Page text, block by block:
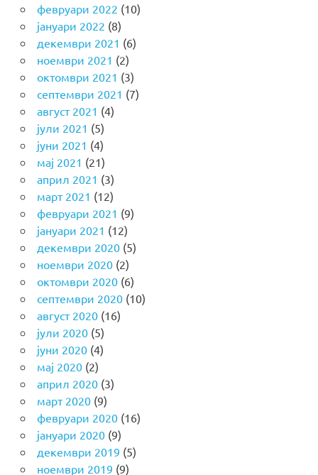
февруари 2022 (10)
јануари 2022 (8)
декември 2021 (6)
ноември 2021 (2)
октомври 2021 (3)
септември 2021 (7)
август 2021 (4)
јули 2021 (5)
јуни 2021 (4)
мај 2021 (21)
април 2021 (3)
март 2021 (12)
февруари 2021 (9)
јануари 2021 (12)
декември 2020(5)
ноември 2020(2)
октомври 2020(6)
септември 2020(10)
август 2020(16)
јули 2020(5)
јуни 2020(4)
мај 2020(2)
април 2020(3)
март 2020(9)
февруари 2020(16)
јануари 2020(9)
декември 2019 (5)
ноември 2019 (9)